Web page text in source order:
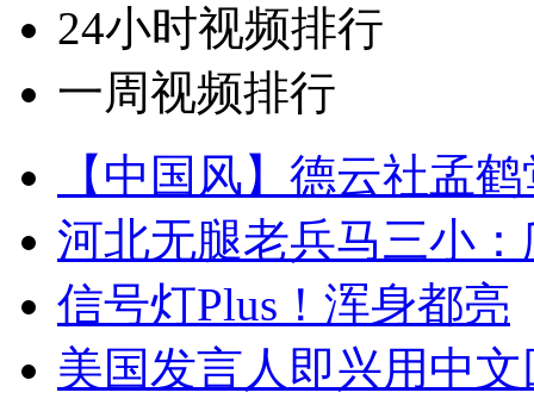
24小时视频排行
一周视频排行
【中国风】德云社孟
河北无腿老兵马三小
信号灯Plus！浑身都亮
美国发言人即兴用中